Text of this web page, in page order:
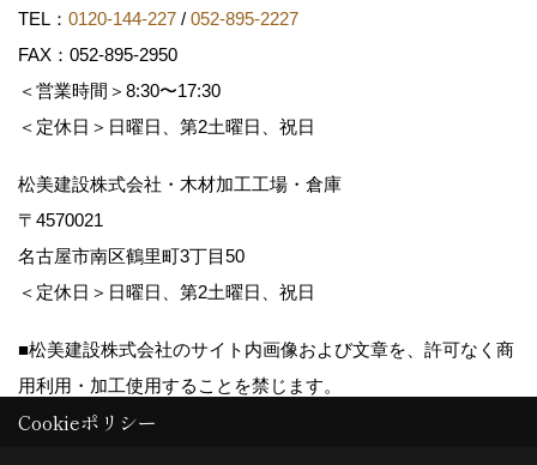
TEL： 0120-144-227 / 052-895-2227
FAX：052-895-2950
＜営業時間＞8:30〜17:30
＜定休日＞日曜日、第2土曜日、祝日
松美建設株式会社・木材加工工場・倉庫
〒4570021
名古屋市南区鶴里町3丁目50
＜定休日＞日曜日、第2土曜日、祝日
■松美建設株式会社のサイト内画像および文章を、許可なく商
用利用・加工使用することを禁じます。
Cookieポリシー